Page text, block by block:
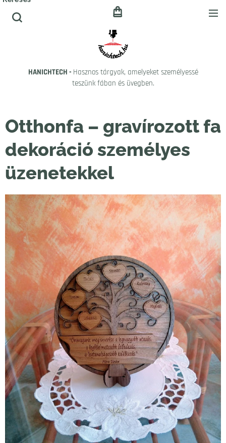
HANICHTECH - Hasznos tárgyak, amelyeket személyessé
teszünk fában és üvegben.
Otthonfa – gravírozott fa
dekoráció személyes
üzenetekkel